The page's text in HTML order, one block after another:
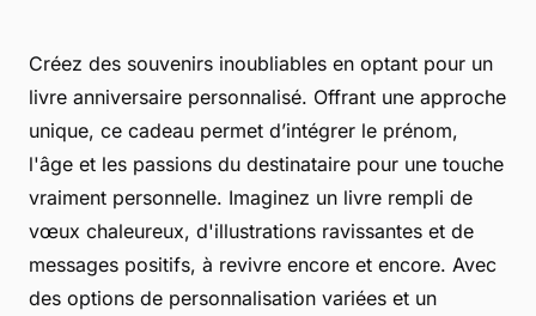
Créez des souvenirs inoubliables en optant pour un
livre anniversaire personnalisé. Offrant une approche
unique, ce cadeau permet d’intégrer le prénom,
l'âge et les passions du destinataire pour une touche
vraiment personnelle. Imaginez un livre rempli de
vœux chaleureux, d'illustrations ravissantes et de
messages positifs, à revivre encore et encore. Avec
des options de personnalisation variées et un